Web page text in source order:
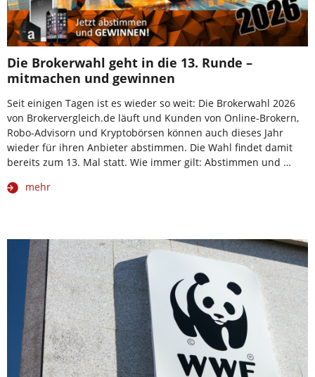
Die Brokerwahl geht in die 13. Runde –
mitmachen und gewinnen
Seit einigen Tagen ist es wieder so weit: Die Brokerwahl 2026
von Brokervergleich.de läuft und Kunden von Online-Brokern,
Robo-Advisorn und Kryptobörsen können auch dieses Jahr
wieder für ihren Anbieter abstimmen. Die Wahl findet damit
bereits zum 13. Mal statt. Wie immer gilt: Abstimmen und …
mehr